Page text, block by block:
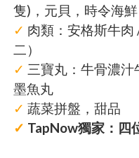
隻)，元貝，時令海
✓ 肉類：安格斯牛肉
二）
✓ 三寶丸：牛骨濃
墨魚丸
✓ 蔬菜拼盤，甜品
✓ TapNow獨家：四